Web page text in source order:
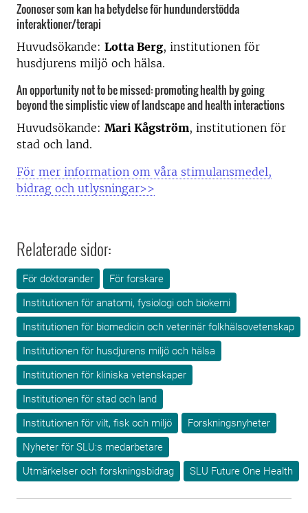
Zoonoser som kan ha betydelse för hundunderstödda
interaktioner/terapi
Huvudsökande: Lotta Berg, institutionen för
husdjurens miljö och hälsa.
An opportunity not to be missed: promoting health by going
beyond the simplistic view of landscape and health interactions
Huvudsökande: Mari Kågström, institutionen för
stad och land.
För mer information om våra stimulansmedel,
bidrag och utlysningar>>
Relaterade sidor:
För doktorander
För forskare
Institutionen för anatomi, fysiologi och biokemi
Institutionen för biomedicin och veterinär folkhälsovetenskap
Institutionen för husdjurens miljö och hälsa
Institutionen för kliniska vetenskaper
Institutionen för stad och land
Institutionen för vilt, fisk och miljö
Forskningsnyheter
Nyheter för SLU:s medarbetare
Utmärkelser och forskningsbidrag
SLU Future One Health